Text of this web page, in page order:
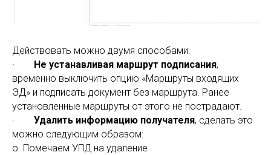
Действовать можно двумя способами:
·
Не устанавливая маршрут подписания,
временно выключить опцию «Маршруты входящих
ЭД» и подписать документ без маршрута. Ранее
установленные маршруты от этого не пострадают.
· Удалить информацию получателя, сделать это
можно следующим образом:
o Помечаем УПД на удаление